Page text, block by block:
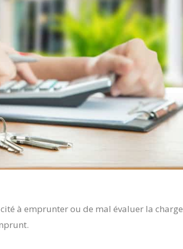
à emprunter ou de mal évaluer la charge